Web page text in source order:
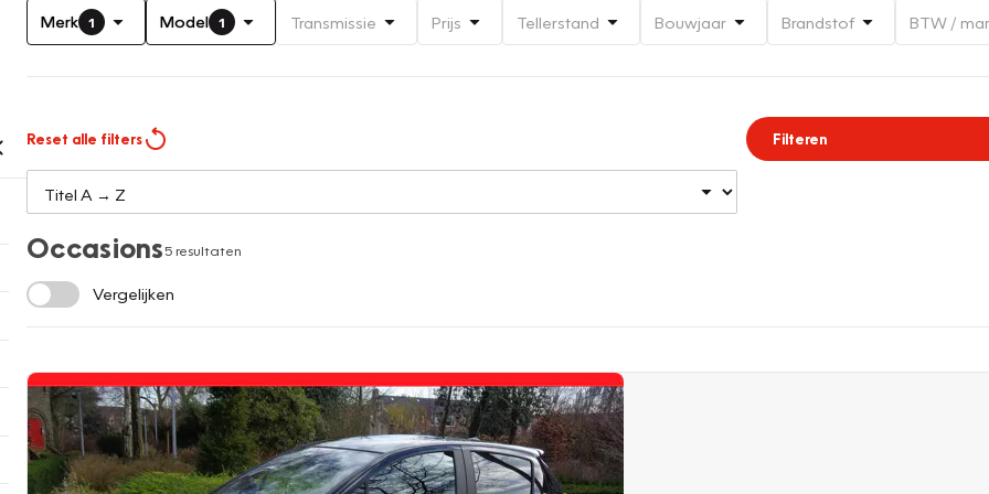
Merk 1 Model 1 Transmissie Prijs Tellerstand Bouwjaar Brandstof BTW /
Reset alle filters Filteren
Occasions5 resultaten
Vergelijken